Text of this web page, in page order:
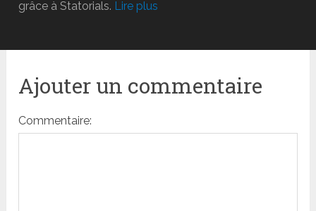
grâce à Statorials. Lire plus
Ajouter un commentaire
Commentaire: